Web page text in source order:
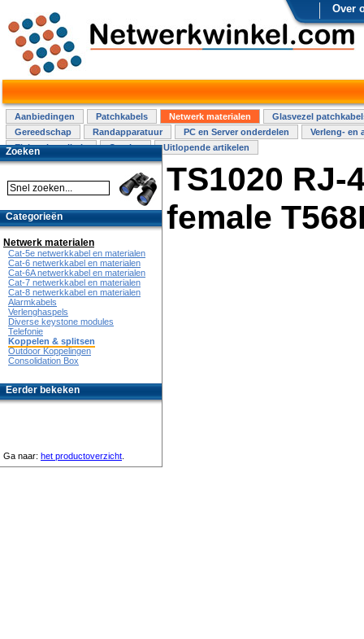
Over
Aanbiedingen Patchkabels Netwerk materialen
Glasvezel
Gereedschap
Randapparatuur PC en Server onderdelen
Verleng- en
Elektra installatie
Overige Uitlopende artikelen
TS1020 RJ-
female
Zoeken
Categorieën
Netwerk materialen
Cat-5e netwerkkabel en materialen
Cat-6 netwerkkabel en materialen
Cat-6A netwerkkabel en materialen
Cat-7 netwerkkabel en materialen
Cat-8 netwerkkabel en materialen
Alarmkabels
Verlenghaspels
Diverse keystone modules
Telefonie
Koppelen & splitsen
Outdoor Koppelingen
Consolidation Box
Eerder bekeken
Ga naar: het productoverzicht